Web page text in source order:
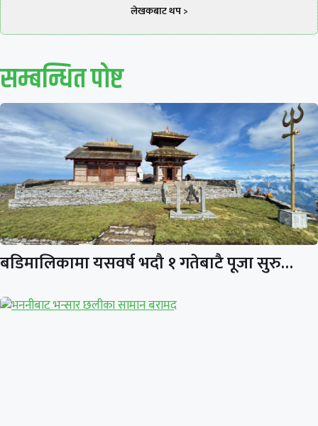
लेखकबाट थप >
सम्बन्धित पाेष्ट
बडिमालिकामा यसवर्ष भदौ १ गतेबाटै पूजा सुरु…